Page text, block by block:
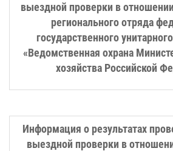
выездной проверки в
регионального отряда
государственного
«Ведомственная охрана
хозяйства Российской
Информация о результатах
выездной проверки в